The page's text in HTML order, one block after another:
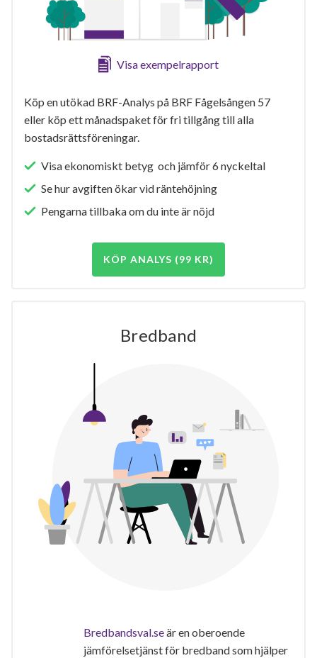
Visa exempelrapport
Köp en utökad BRF-Analys på BRF Fågelsången 57
eller köp ett månadspaket för fri tillgång till alla
bostadsrättsföreningar.
Visa ekonomiskt betyg och jämför 6 nyckeltal
Se hur avgiften ökar vid räntehöjning
Pengarna tillbaka om du inte är nöjd
KÖP ANALYS (99 KR)
Bredband
Bredbandsval.seär en oberoende
jämförelsetjänst för bredband som hjälper